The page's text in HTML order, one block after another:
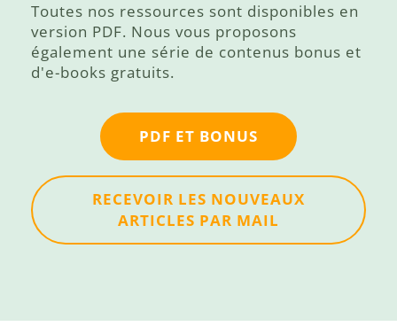
Toutes nos ressources sont disponibles en
version PDF. Nous vous proposons
également une série de contenus bonus et
d'e-books gratuits.
PDF ET BONUS
RECEVOIR LES NOUVEAUX
ARTICLES PAR MAIL